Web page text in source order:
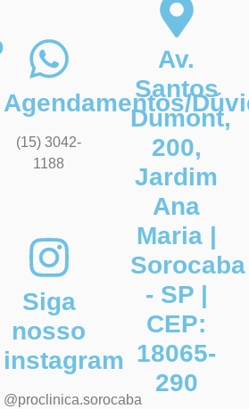
Agendamentos/
(15) 3042-
1188
Siga
nosso
instagram
@proclinica.sorocaba
Av.
Santos
Dumont,
200,
Jardim
Ana
Maria |
Sorocaba
- SP |
CEP:
18065-
290